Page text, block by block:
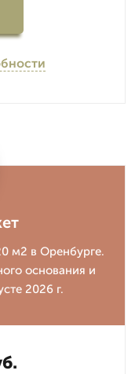
м2 в Оренбурге.
основания и
2026 г.